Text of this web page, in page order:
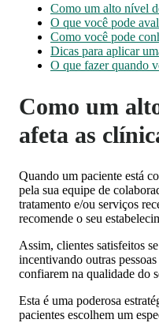
Como um alto nível
O que você pode
Como você pode
Dicas para aplicar
O que fazer quando
Como um
afeta as
Quando um paciente está
pela sua equipe de
tratamento e/ou serviços
recomende o seu
Assim, clientes satisfeitos
incentivando outras
confiarem na qualidade do
Esta é uma poderosa
pacientes escolhem um